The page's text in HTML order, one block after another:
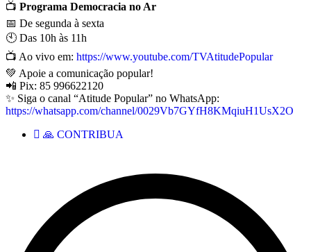
📺 Programa Democracia no Ar
📅 De segunda à sexta
🕙 Das 10h às 11h
📺 Ao vivo em: https://www.youtube.com/TVAtitudePopular
💚 Apoie a comunicação popular!
📲 Pix: 85 996622120
✨ Siga o canal “Atitude Popular” no WhatsApp:
https://whatsapp.com/channel/0029Vb7GYfH8KMqiuH1UsX2O
🙏 CONTRIBUA